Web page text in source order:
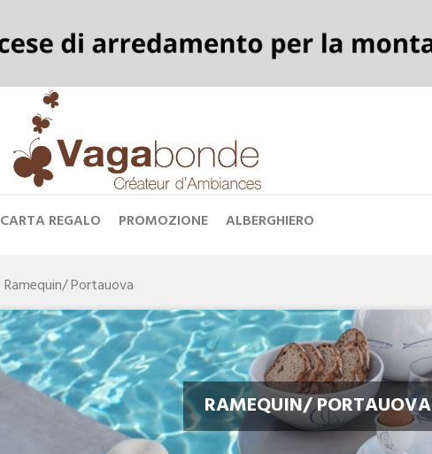
CARTA REGALO PROMOZIONE ALBERGHIERO
Ramequin/ Portauova
RAMEQUIN/ PORTAUOVA